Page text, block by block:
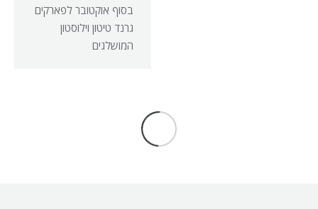
בסוף אוקטובר לפארקים
גרנד טיטון וילוסטון
המושלגים